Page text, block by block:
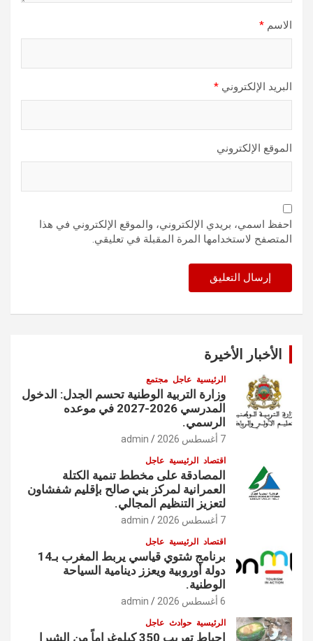
الاسم *
البريد الإلكتروني *
الموقع الإلكتروني
احفظ اسمي، بريدي الإلكتروني، والموقع الإلكتروني في هذا
المتصفح لاستخدامها المرة المقبلة في تعليقي.
الأخبار الأخيرة
الرئيسية عاجل مجتمع
وزارة التربية الوطنية تحسم الجدل: الدخول
المدرسي 2026-2027 في موعده
الرسمي.
7 أغسطس 2026 admin
اقتصاد الرئيسية عاجل
المصادقة على مخطط تنمية الكتلة
العمرانية لمركز بني صالح بإقليم شفشاون
لتعزيز التنظيم المجالي.
7 أغسطس 2026 admin
اقتصاد الرئيسية عاجل
برنامج شتوي قياسي يربط المغرب بـ14
دولة أوروبية ويعزز دينامية السياحة
الوطنية.
6 أغسطس 2026 admin
الرئيسية حوادث عاجل
إحباط تهريب 350 كيلوغراماً من الشيرا